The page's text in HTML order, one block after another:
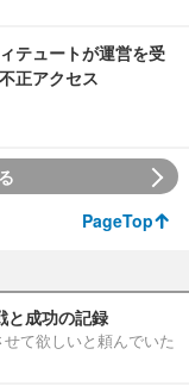
テュートが運営を受
正アクセス
PageTop
と成功の記録
て欲しいと頼んでいた